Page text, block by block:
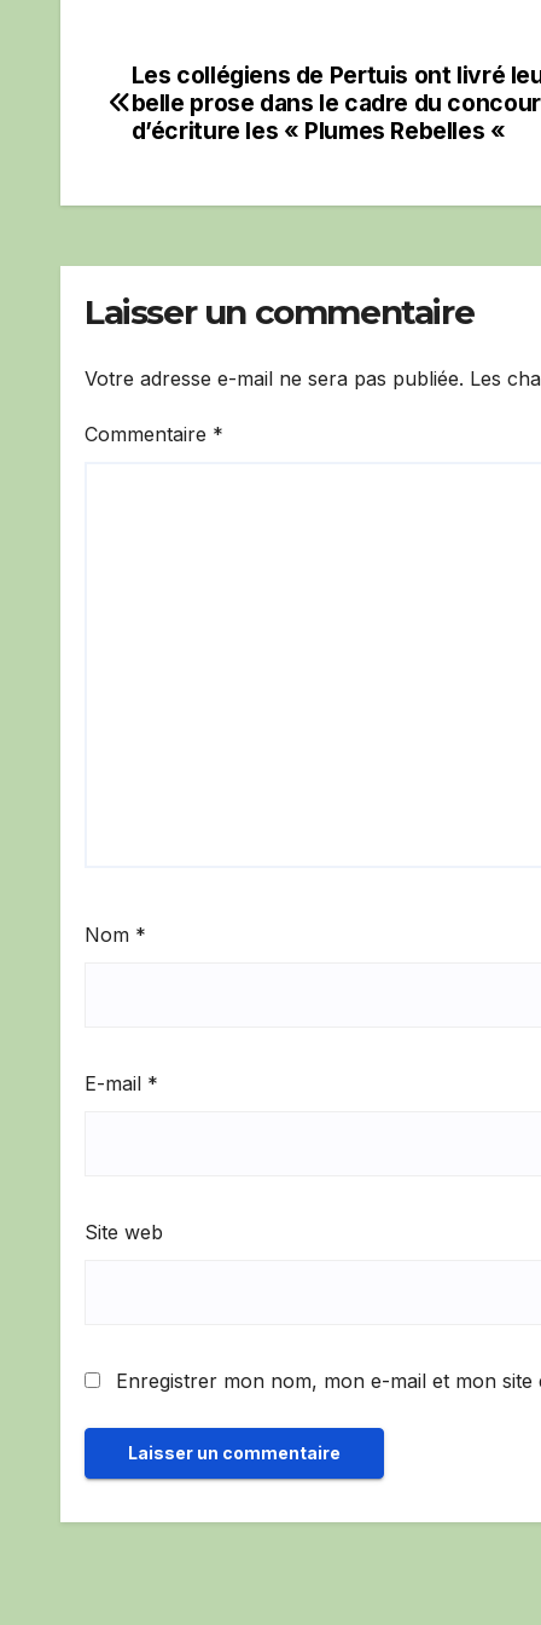
Navigation
de
Les collégiens de Pertuis ont livré
belle prose dans le cadre du
d’écriture les « Plumes Rebelles «
Laisser un commentaire
Votre adresse e-mail ne sera pas publiée. Les
Commentaire *
Nom *
E-mail *
Site web
Enregistrer mon nom, mon e-mail et mon